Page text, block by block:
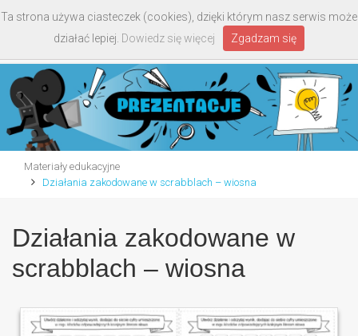
Materiały edukacyjne
Działania zakodowane w scrabblach – wiosna
Działania zakodowane w
scrabblach – wiosna
Ta strona używa ciasteczek (cookies), dzięki którym nasz serwis może
działać lepiej. Dowiedz się więcej Zgadzam się